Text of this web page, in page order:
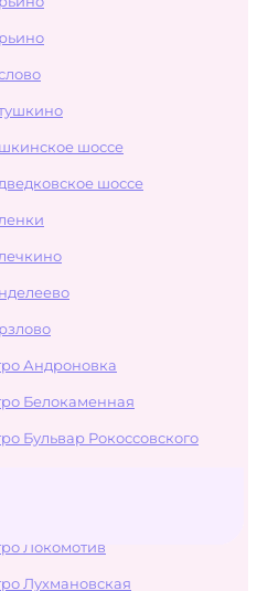
шоссе
шоссе
Андроновка
Белокаменная
Бульвар Рокоссовского
Локомотив
Лухмановская